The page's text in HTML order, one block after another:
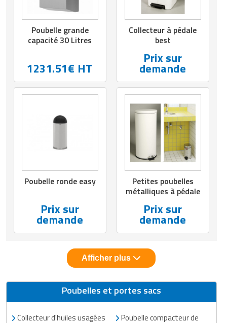
Poubelles et portes sacs
Collecteur d'huiles usagées
Poubelle compacteur de
Poubelle grande
capacité 30 Litres
1231.51€ HT
Collecteur à pédale
best
Prix sur
demande
Poubelle ronde easy
Prix sur
demande
Petites poubelles
métalliques à pédale
Prix sur
demande
Afficher plus